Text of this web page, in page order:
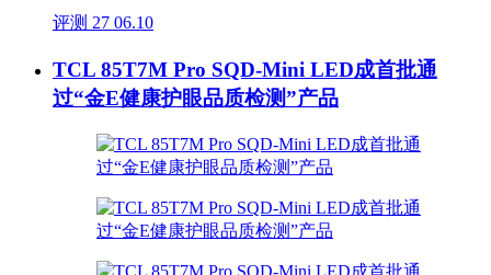
评测 27 06.10
TCL 85T7M Pro SQD-Mini LED成首批通
过“金E健康护眼品质检测”产品